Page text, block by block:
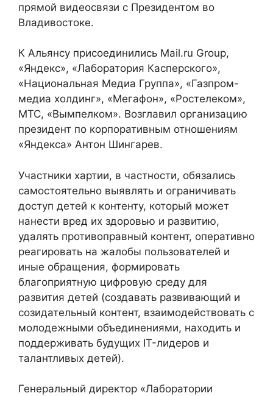
прямой видеосвязи с Президентом во
Владивостоке.
К Альянсу присоединились Mail.ru Group,
«Яндекс», «Лаборатория Касперского»,
«Национальная Медиа Группа», «Газпром-
медиа холдинг», «Мегафон», «Ростелеком»,
МТС, «Вымпелком». Возглавил организацию
президент по корпоративным отношениям
«Яндекса» Антон Шингарев.
Участники хартии, в частности, обязались
самостоятельно выявлять и ограничивать
доступ детей к контенту, который может
нанести вред их здоровью и развитию,
удалять противоправный контент, оперативно
реагировать на жалобы пользователей и
иные обращения, формировать
благоприятную цифровую среду для
развития детей (создавать развивающий и
созидательный контент, взаимодействовать с
молодежными объединениями, находить и
поддерживать будущих IT-лидеров и
талантливых детей).
Генеральный директор «Лаборатории